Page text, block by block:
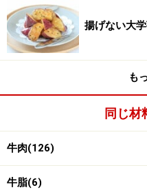
2
肉は調理30分前に冷
肉は調理30分前に冷蔵庫
があれば、筋切りをし、
バットや皿にはじめに塩
ます。その上からさらに
ま5分ほど置きます。
揚げない大
も
同じ材
牛肉(126)
牛脂(6)